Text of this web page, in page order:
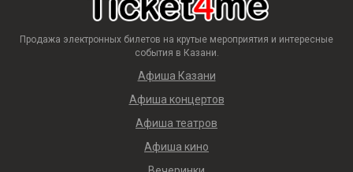
Продажа электронных билетов на крутые мероприятия и интересные
события в Казани.
Афиша Казани
Афиша концертов
Афиша театров
Афиша кино